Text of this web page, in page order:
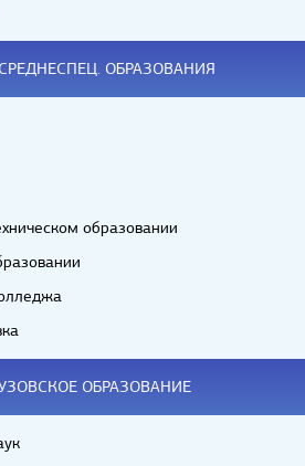
ОБРАЗОВАНИЯ
образовании
ОБРАЗОВАНИЕ